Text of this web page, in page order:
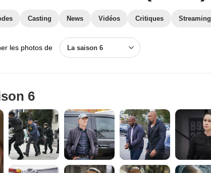
Casting News Vidéos Critiques Streaming
les photos de La saison 6
6